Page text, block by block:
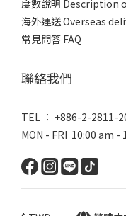
度數說明 Description
海外運送 Overseas
常見問答 FAQ
聯絡我們
TEL ： +886-2-2811-
MON - FRI 10:00 am -